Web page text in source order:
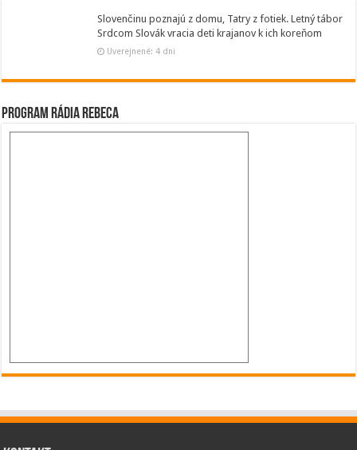
Slovenčinu poznajú z domu, Tatry z fotiek. Letný tábor
Srdcom Slovák vracia deti krajanov k ich koreňom
Uverejnené: 4 dni
Program Rádia Rebeca